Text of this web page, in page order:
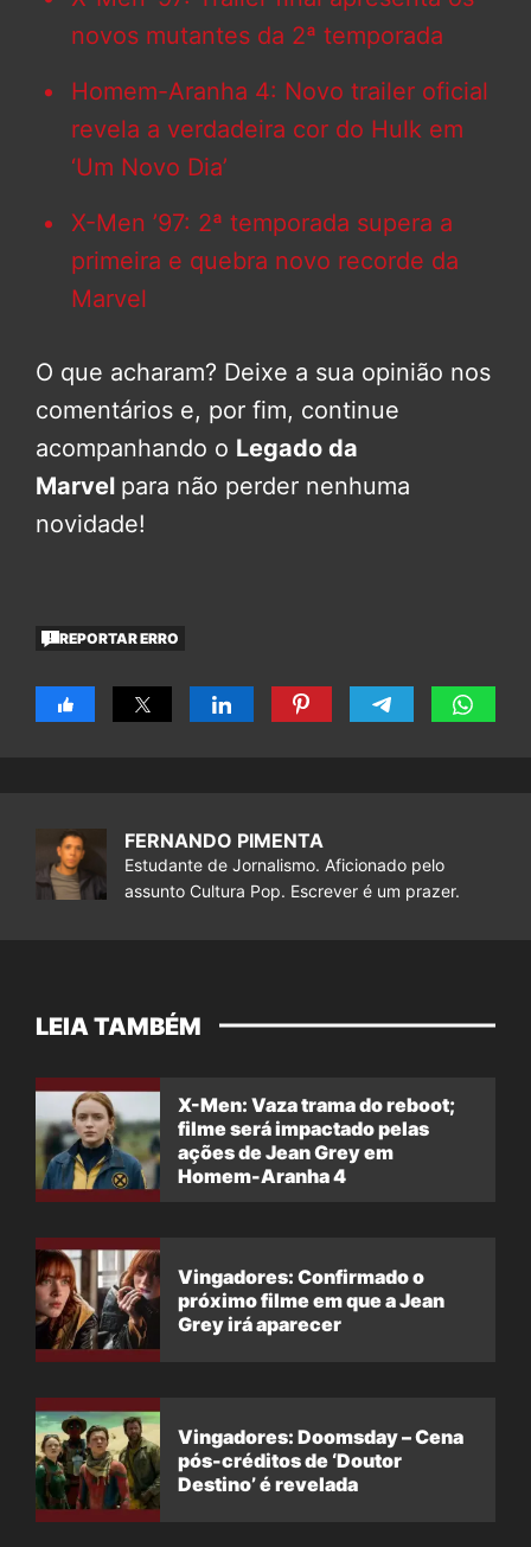
novos mutantes da 2ª temporada
Homem-Aranha 4: Novo trailer oficial
revela a verdadeira cor do Hulk em
‘Um Novo Dia’
X-Men ’97: 2ª temporada supera a
primeira e quebra novo recorde da
Marvel
O que acharam? Deixe a sua opinião nos
comentários e, por fim, continue
acompanhando o Legado da
Marvel para não perder nenhuma
novidade!
REPORTAR ERRO
FERNANDO PIMENTA
Estudante de Jornalismo. Aficionado pelo
assunto Cultura Pop. Escrever é um prazer.
LEIA TAMBÉM
X-Men: Vaza trama do reboot;
filme será impactado pelas
ações de Jean Grey em
Homem-Aranha 4
Vingadores: Confirmado o
próximo filme em que a Jean
Grey irá aparecer
Vingadores: Doomsday – Cena
pós-créditos de ‘Doutor
Destino’ é revelada